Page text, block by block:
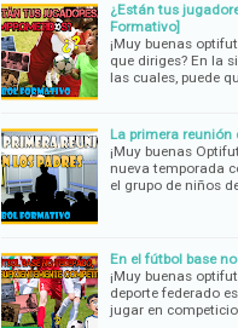
¿Están tus
Formativo]
¡Muy buenas
que diriges? En la
las cuales, puede
La primera reunión
¡Muy buenas
nueva temporada
el grupo de niños
En el fútbol base
¡Muy buenas
deporte federado
jugar en